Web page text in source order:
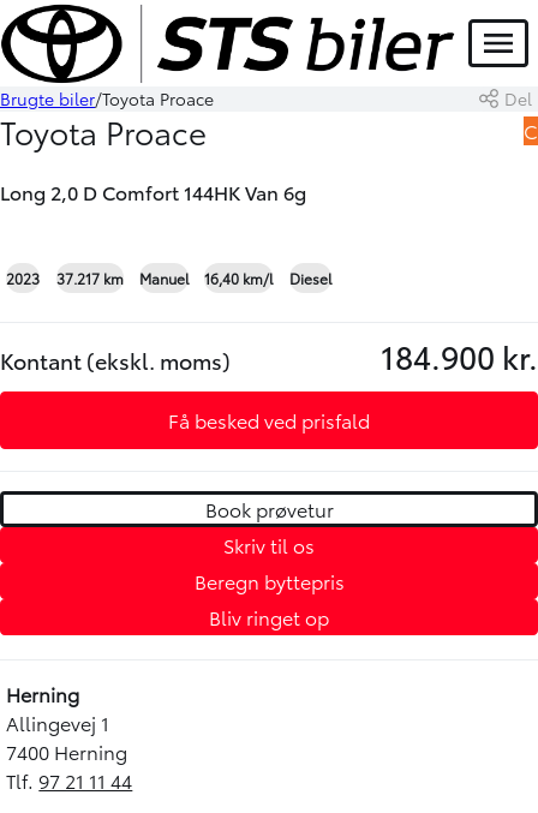
Menu
Book prøvetur
Brugte biler Toyota Proace Del
Toyota Proace
Long 2,0 D Comfort 144HK Van 6g
C
2023 37.217 km Manuel 16,40 km/l Diesel
Kontant (ekskl. moms) 184.900 kr.
Få besked ved prisfald
Book prøvetur
Skriv til os
Beregn byttepris
Bliv ringet op
Herning
Allingevej 1
7400 Herning
Tlf.97 21 11 44